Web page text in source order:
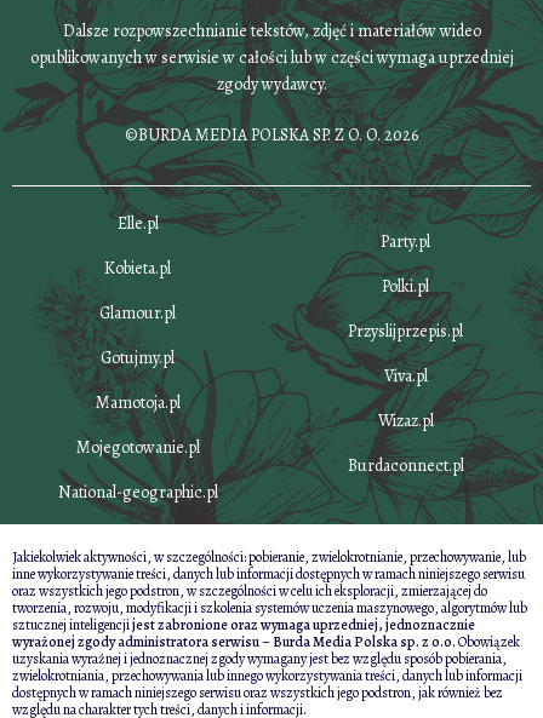
Dalsze rozpowszechnianie tekstów, zdjęć i materiałów wideo
opublikowanych w serwisie w całości lub w części wymaga uprzedniej
zgody wydawcy.
©BURDA MEDIA POLSKA SP. Z O. O. 2026
Elle.pl
Kobieta.pl
Glamour.pl
Gotujmy.pl
Mamotoja.pl
Mojegotowanie.pl
National-geographic.pl
Party.pl
Polki.pl
Przyslijprzepis.pl
Viva.pl
Wizaz.pl
Burdaconnect.pl
Jakiekolwiek aktywności, w szczególności: pobieranie, zwielokrotnianie, przechowywanie, lub
inne wykorzystywanie treści, danych lub informacji dostępnych w ramach niniejszego serwisu
oraz wszystkich jego podstron, w szczególności w celu ich eksploracji, zmierzającej do
tworzenia, rozwoju, modyfikacji i szkolenia systemów uczenia maszynowego, algorytmów lub
sztucznej inteligencjijest zabronione oraz wymaga uprzedniej, jednoznacznie
wyrażonej zgody administratora serwisu – Burda Media Polska sp. z o.o.Obowiązek
uzyskania wyraźnej i jednoznacznej zgody wymagany jest bez względu sposób pobierania,
zwielokrotniania, przechowywania lub innego wykorzystywania treści, danych lub informacji
dostępnych w ramach niniejszego serwisu oraz wszystkich jego podstron, jak również bez
względu na charakter tych treści, danych i informacji.